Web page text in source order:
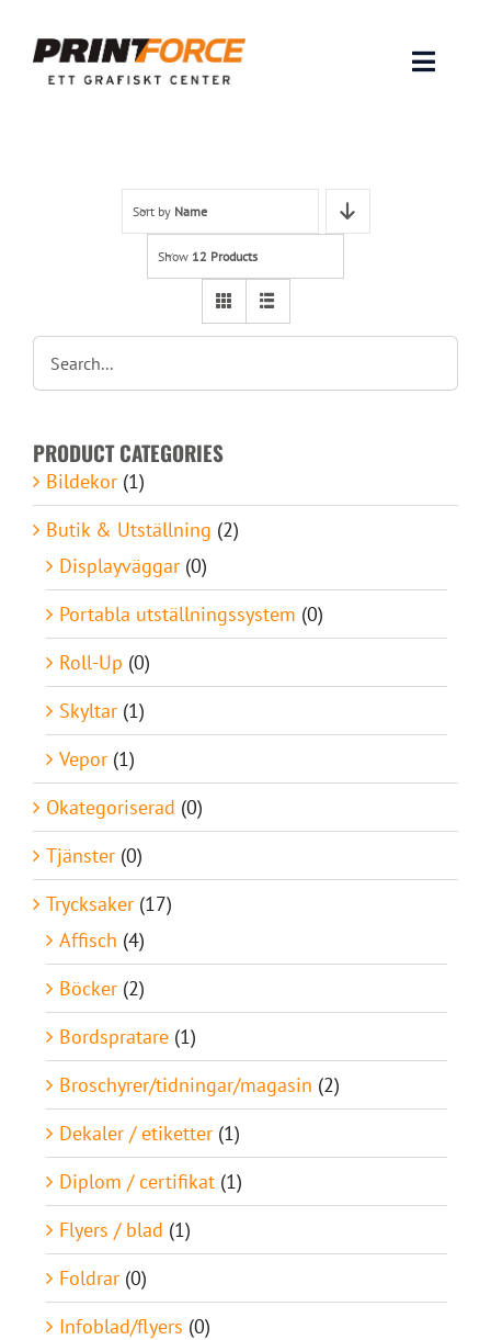
content
Toggle
INSPIRATION
Lämna original & filer
Om oss
Kontakt
Sort by Name
Show 12 Products
PRODUCT CATEGORIES
Bildekor (1)
Butik & Utställning (2)
Displayväggar (0)
Portabla utställningssystem (0)
Roll-Up (0)
Skyltar (1)
Vepor (1)
Okategoriserad (0)
Tjänster (0)
Trycksaker (17)
Affisch (4)
Böcker (2)
Bordspratare (1)
Broschyrer/tidningar/magasin (2)
Dekaler / etiketter (1)
Diplom / certifikat (1)
Flyers / blad (1)
Foldrar (0)
Infoblad/flyers (0)